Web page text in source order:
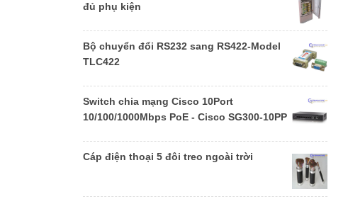
đủ phụ kiện
Bộ chuyển đổi RS232 sang RS422-Model
TLC422
Switch chia mạng Cisco 10Port
10/100/1000Mbps PoE - Cisco SG300-10PP
Cáp điện thoại 5 đôi treo ngoài trời